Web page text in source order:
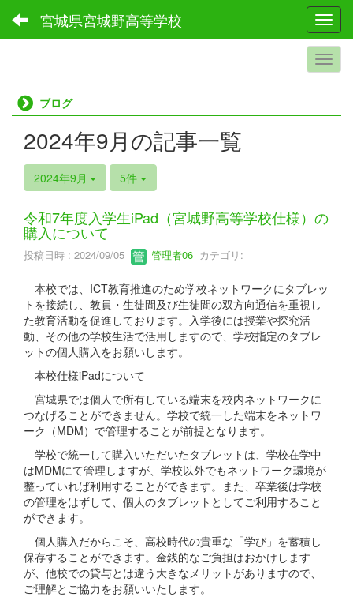
宮城県宮城野高等学校
ブログ
2024年9月の記事一覧
2024年9月 5件
令和7年度入学生iPad（宮城野高等学校仕様）の
購入について
投稿日時 : 2024/09/05 管理者06 カテゴリ:
本校では、ICT教育推進のため学校ネットワークにタブレッ
トを接続し、教員・生徒間及び生徒間の双方向通信を重視し
た教育活動を促進しております。入学後には授業や探究活
動、その他の学校生活で活用しますので、学校指定のタブレ
ットの個人購入をお願いします。
本校仕様iPadについて
宮城県では個人で所有している端末を校内ネットワークに
つなげることができません。学校で統一した端末をネットワ
ーク（MDM）で管理することが前提となります。
学校で統一して購入いただいたタブレットは、学校在学中
はMDMにて管理しますが、学校以外でもネットワーク環境が
整っていれば利用することができます。また、卒業後は学校
の管理をはずして、個人のタブレットとしてご利用すること
ができます。
個人購入だからこそ、高校時代の貴重な「学び」を蓄積し
保存することができます。金銭的なご負担はおかけします
が、他校での貸与とは違う大きなメリットがありますので、
ご理解とご協力をお願いいたします。